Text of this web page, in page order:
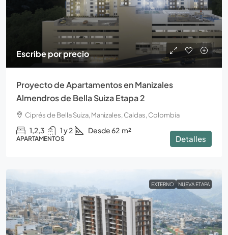
Escribe por precio
Proyecto de Apartamentos en Manizales
Almendros de Bella Suiza Etapa 2
Ciprés de Bella Suiza, Manizales, Caldas, Colombia
1,2,3 1 y 2 Desde 62 m²
APARTAMENTOS Detalles
EXTERNO NUEVA ETAPA